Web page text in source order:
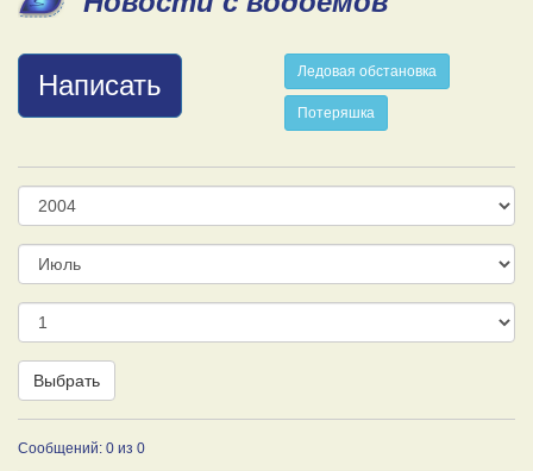
Написать Ледовая обстановка
Потеряшка
Год
Месяц
День
Выбрать
Сообщений: 0 из 0